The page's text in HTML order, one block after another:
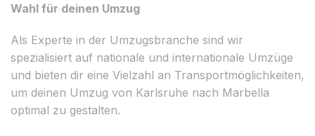
Wahl für deinen Umzug
Als Experte in der Umzugsbranche sind wir
spezialisiert auf nationale und internationale Umzüge
und bieten dir eine Vielzahl an Transportmöglichkeiten,
um deinen Umzug von Karlsruhe nach Marbella
optimal zu gestalten.